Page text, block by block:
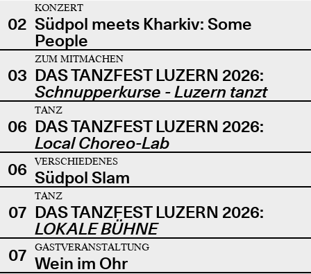
02
KONZERT
Südpol meets Kharkiv: Some
People
03
ZUM MITMACHEN
DAS TANZFEST LUZERN 2026:
Schnupperkurse - Luzern tanzt
06
TANZ
DAS TANZFEST LUZERN 2026:
Local Choreo-Lab
06
VERSCHIEDENES
Südpol Slam
07
TANZ
DAS TANZFEST LUZERN 2026:
LOKALE BÜHNE
07
GASTVERANSTALTUNG
Wein im Ohr